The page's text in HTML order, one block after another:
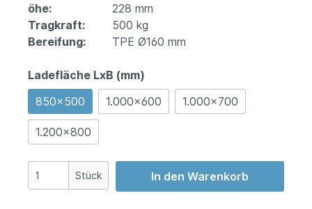
öhe:
228 mm
Tragkraft:
500 kg
Bereifung:
TPE Ø160 mm
Ladefläche LxB (mm)
850x500
1.000x600 1.000x700
1.200x800
Stück In den Warenkorb